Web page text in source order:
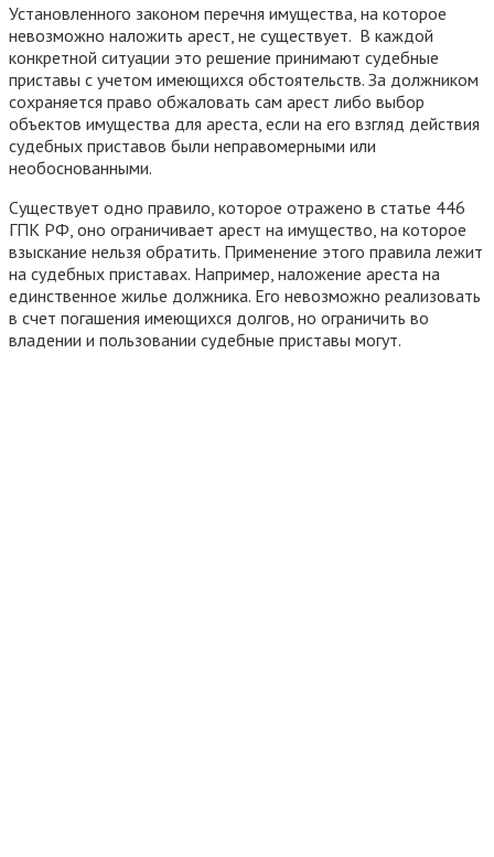
Установленного законом перечня имущества, на которое
невозможно наложить арест, не существует. В каждой
конкретной ситуации это решение принимают судебные
приставы с учетом имеющихся обстоятельств. За должником
сохраняется право обжаловать сам арест либо выбор
объектов имущества для ареста, если на его взгляд действия
судебных приставов были неправомерными или
необоснованными.
Существует одно правило, которое отражено в статье 446
ГПК РФ, оно ограничивает арест на имущество, на которое
взыскание нельзя обратить. Применение этого правила лежит
на судебных приставах. Например, наложение ареста на
единственное жилье должника. Его невозможно реализовать
в счет погашения имеющихся долгов, но ограничить во
владении и пользовании судебные приставы могут.